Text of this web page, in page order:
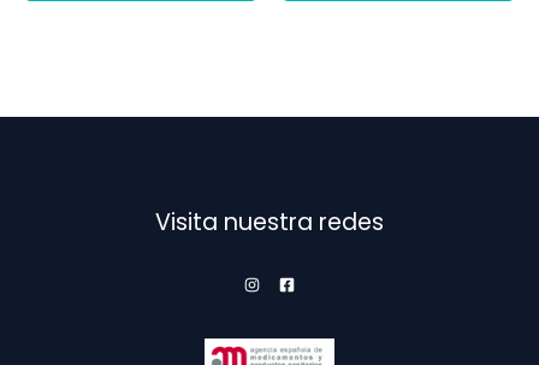
Visita nuestra redes